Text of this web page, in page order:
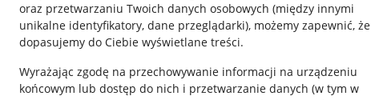
oraz przetwarzaniu Twoich danych osobowych (między innymi
unikalne identyfikatory, dane przeglądarki), możemy zapewnić, że
dopasujemy do Ciebie wyświetlane treści.
Wyrażając zgodę na przechowywanie informacji na urządzeniu
końcowym lub dostęp do nich i przetwarzanie danych (w tym w